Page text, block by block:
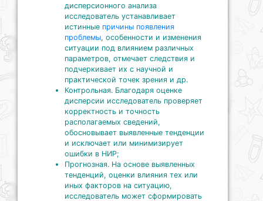
дисперсионного анализа
исследователь устанавливает
истинные причины появления
проблемы, особенности и изменения
ситуации под влиянием различных
параметров, отмечает следствия и
подчеркивает их с научной и
практической точек зрения и др.
Контрольная. Благодаря оценке
дисперсии исследователь проверяет
корректность и точность
располагаемых сведений,
обосновывает выявленные тенденции
и исключает или минимизирует
ошибки в НИР;
Прогнозная. На основе выявленных
тенденций, оценки влияния тех или
иных факторов на ситуацию,
исследователь может сформировать